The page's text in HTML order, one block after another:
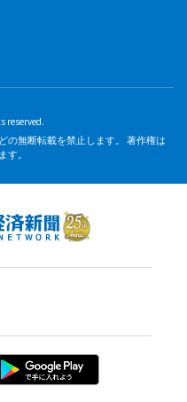
reserved.
の無断転載を禁止します。 著作権は
す。